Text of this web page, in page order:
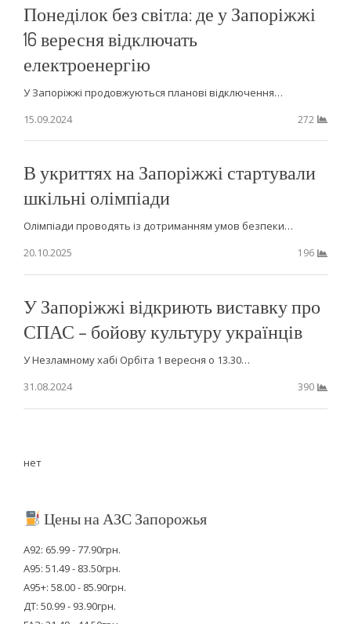
Понеділок без світла: де у Запоріжжі
16 вересня відключать
електроенергію
У Запоріжжі продовжуються планові відключення…
15.09.2024
272
В укриттях на Запоріжжі стартували
шкільні олімпіади
Олімпіади проводять із дотриманням умов безпеки…
20.10.2025
196
У Запоріжжі відкриють виставку про
СПАС – бойову культуру українців
У Незламному хабі Орбіта 1 вересня о 13.30…
31.08.2024
390
нет
Цены на АЗС Запорожья
А92: 65.99 - 77.90грн.
А95: 51.49 - 83.50грн.
А95+: 58.00 - 85.90грн.
ДТ: 50.99 - 93.90грн.